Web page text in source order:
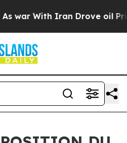
With Iran Drove oil